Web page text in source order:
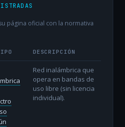
página oficial con la normativa
DESCRIPCIÓN
Red inalámbrica que
opera en bandas de
uso libre (sin licencia
individual).